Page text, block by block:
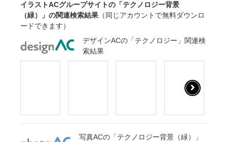
イラストACグループサイトの「テクノロジー背景
（緑）」の関連検索結果 （同じアカウントで無料ダウンロ
ードできます）
デザインACの「テクノロジー」関連検
索結果
写真ACの「テクノロジー背景（緑）」